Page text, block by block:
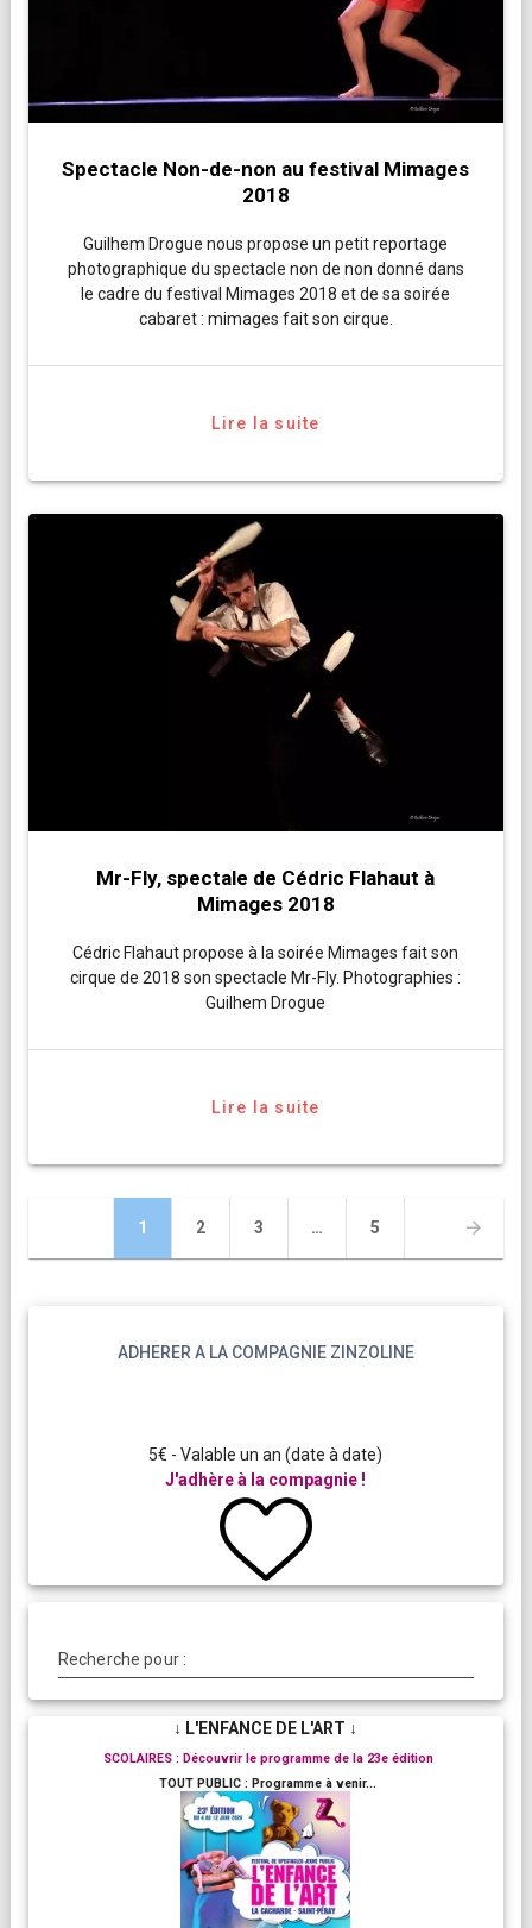
Spectacle Non-de-non au festival Mimages
2018
Guilhem Drogue nous propose un petit reportage
photographique du spectacle non de non donné dans
le cadre du festival Mimages 2018 et de sa soirée
cabaret : mimages fait son cirque.
Lire la suite
Mr-Fly, spectale de Cédric Flahaut à
Mimages 2018
Cédric Flahaut propose à la soirée Mimages fait son
cirque de 2018 son spectacle Mr-Fly. Photographies :
Guilhem Drogue
Lire la suite
Page
1 Page
2 Page
3 … Page
5
ADHERER A LA COMPAGNIE ZINZOLINE
5€ - Valable un an (date à date)
J'adhère à la compagnie !
Recherche pour :
↓ L'ENFANCE DE L'ART ↓
SCOLAIRES : Découvrir le programme de la 23e édition
TOUT PUBLIC : Programme à venir...